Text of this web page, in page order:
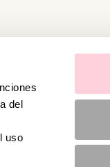
del
uso